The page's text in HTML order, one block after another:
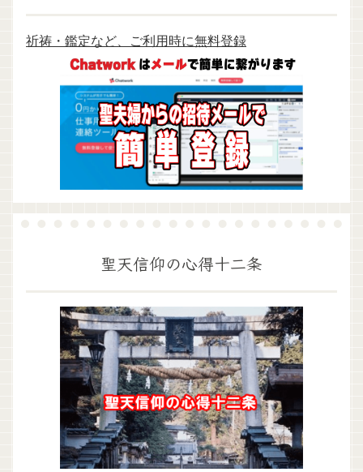
祈祷・鑑定など、ご利用時に無料登録
聖天信仰の心得十二条